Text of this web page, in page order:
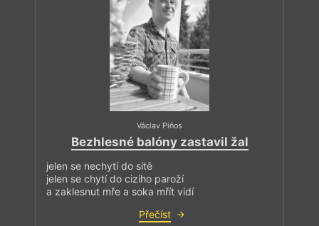
Václav Piňos
Bezhlesné balóny zastavil žal
jelen se nechytí do sítě
jelen se chytí do cizího paroží
a zaklesnut mře a soka mřít vidí
Přečíst